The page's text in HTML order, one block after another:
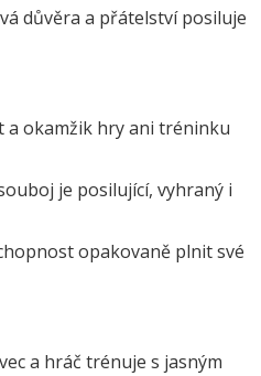
důvěra a přátelství posiluje
a okamžik hry ani tréninku
je posilující, vyhraný i
opakovaně plnit své
a hráč trénuje s jasným